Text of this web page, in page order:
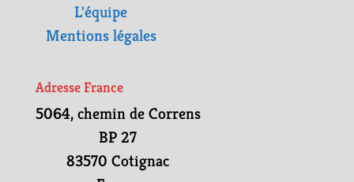
L'équipe
Mentions légales
Adresse France
5064, chemin de Correns
BP 27
83570 Cotignac